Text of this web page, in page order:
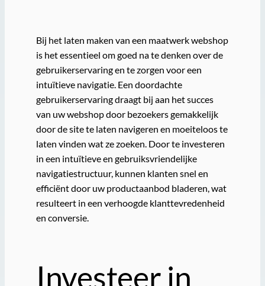
Bij het laten maken van een maatwerk webshop
is het essentieel om goed na te denken over de
gebruikerservaring en te zorgen voor een
intuïtieve navigatie. Een doordachte
gebruikerservaring draagt bij aan het succes
van uw webshop door bezoekers gemakkelijk
door de site te laten navigeren en moeiteloos te
laten vinden wat ze zoeken. Door te investeren
in een intuïtieve en gebruiksvriendelijke
navigatiestructuur, kunnen klanten snel en
efficiënt door uw productaanbod bladeren, wat
resulteert in een verhoogde klanttevredenheid
en conversie.
Investeer in